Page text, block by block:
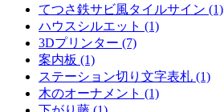
てつさ鉄サビ風タイルサイン (1)
ハウスシルエット (1)
3Dプリンター (7)
案内板 (1)
ステーション切り文字表札 (1)
木のオーナメント (1)